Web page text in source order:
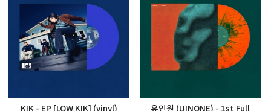
KIK - EP [LOW KIK] (vinyl)
유인원 (UINONE) - 1st Full